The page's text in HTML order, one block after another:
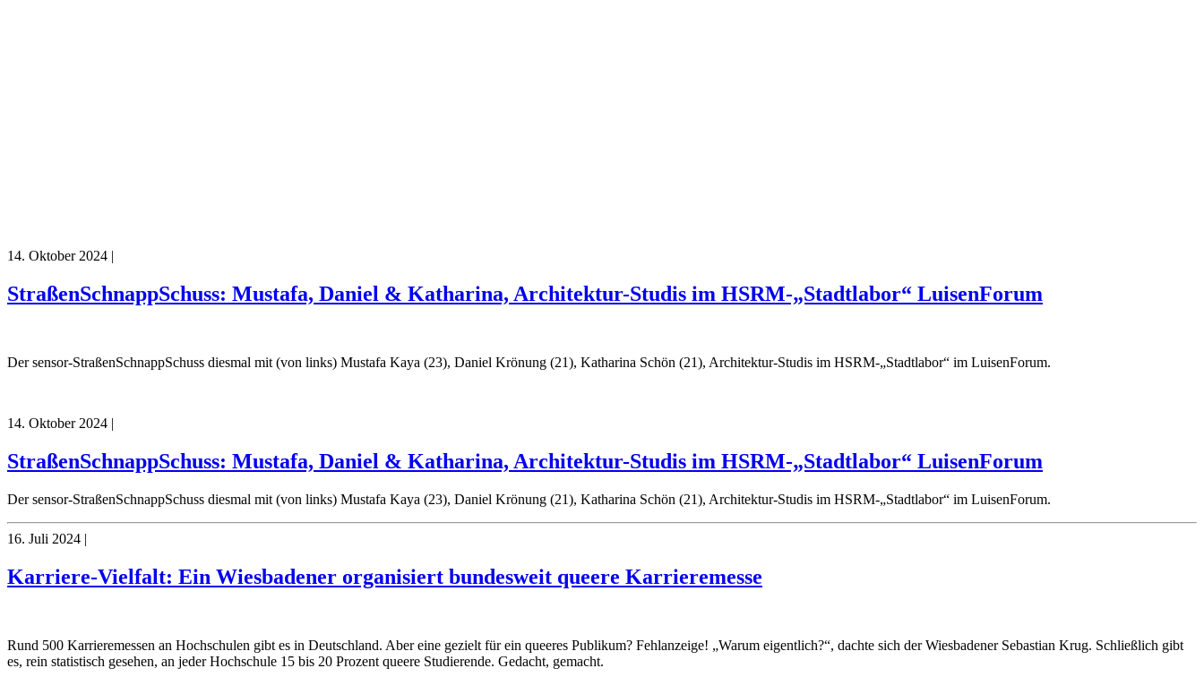
14. Oktober 2024 |
StraßenSchnappSchuss: Mustafa, Daniel & Katharina, Architektur-Studis im HSRM-„Stadtlabor“ LuisenForum
Der sensor-StraßenSchnappSchuss diesmal mit (von links) Mustafa Kaya (23), Daniel Krönung (21), Katharina Schön (21), Architektur-Studis im HSRM-„Stadtlabor“ im LuisenForum.
14. Oktober 2024 |
StraßenSchnappSchuss: Mustafa, Daniel & Katharina, Architektur-Studis im HSRM-„Stadtlabor“ LuisenForum
Der sensor-StraßenSchnappSchuss diesmal mit (von links) Mustafa Kaya (23), Daniel Krönung (21), Katharina Schön (21), Architektur-Studis im HSRM-„Stadtlabor“ im LuisenForum.
16. Juli 2024 |
Karriere-Vielfalt: Ein Wiesbadener organisiert bundesweit queere Karrieremesse
Rund 500 Karrieremessen an Hochschulen gibt es in Deutschland. Aber eine gezielt für ein queeres Publikum? Fehlanzeige! „Warum eigentlich?“, dachte sich der Wiesbadener Sebastian Krug. Schließlich gibt
es, rein statistisch gesehen, an jeder Hochschule 15 bis 20 Prozent queere Studierende. Gedacht, gemacht.